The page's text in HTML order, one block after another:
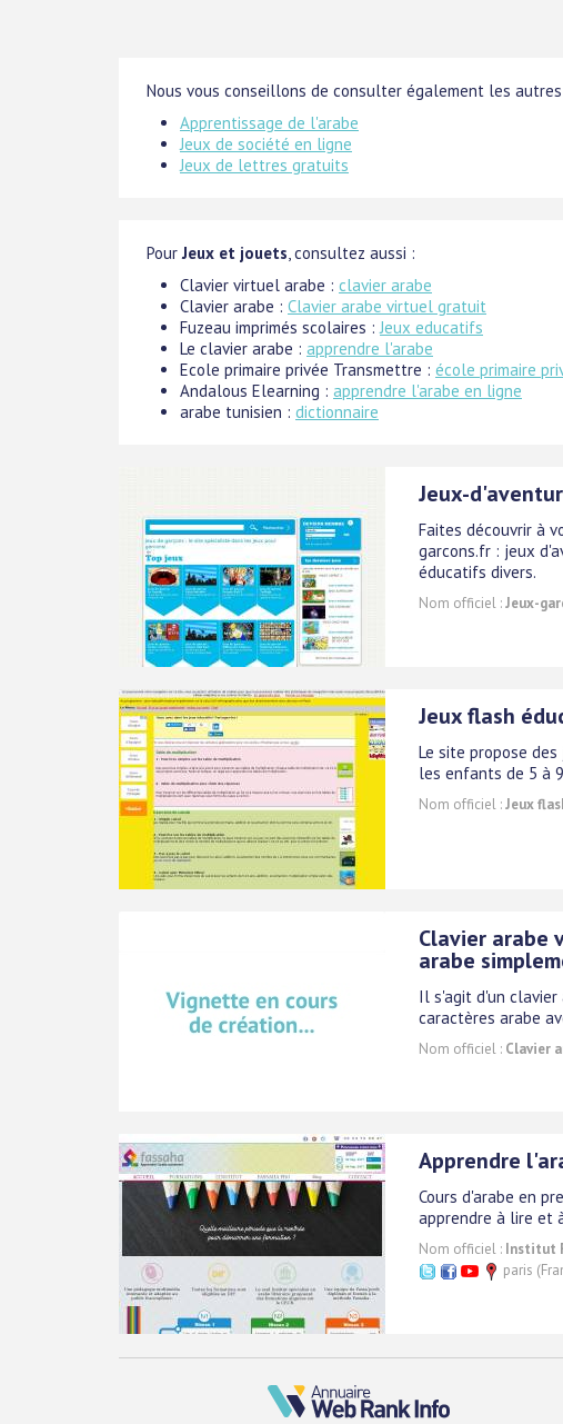
Nous vous conseillons de consulter également les
Apprentissage de l'arabe
Jeux de société en ligne
Jeux de lettres gratuits
PourJeux et jouets, consultez aussi :
Clavier virtuel arabe : clavier arabe
Clavier arabe : Clavier arabe virtuel gratuit
Fuzeau imprimés scolaires :Jeux educatifs
Le clavier arabe : apprendre l'arabe
Ecole primaire privée Transmettre : école primaire
Andalous Elearning : apprendre l'arabe en ligne
arabe tunisien : dictionnaire
Jeux-
Faites découvrir à
garcons.fr : jeux
éducatifs divers.
Nom officiel :Jeux-
Jeux flash
Le site propose
les enfants de 5 à
Nom officiel :Jeux
Clavier arabe
arabe
Il s'agit d'un clavier
caractères arabe
Nom officiel : Clavier
Apprendre
Cours d'arabe en
apprendre à lire et
Nom officiel : Institut
paris